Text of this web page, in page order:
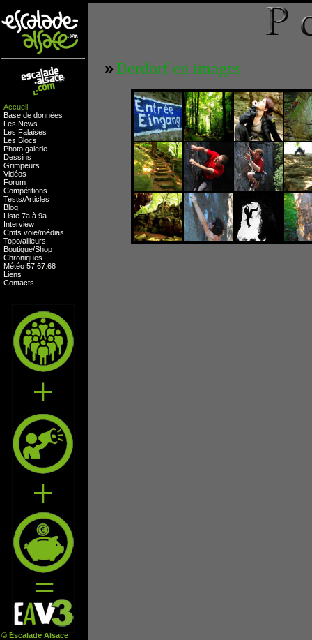
Accueil
Base de données
Les News
Les Falaises
Les Blocs
Photo galerie
Dessins
Grimpeurs
Vidéos
Forum
Compétitions
Tests/Articles
Blog
Liste 7a à 9a
Interview
Cmts voie/médias
Topo/ailleurs
Boutique/Shop
Chroniques
Météo 57 67 68
Liens
Contacts
© Escalade Alsace
»Berdorf en images